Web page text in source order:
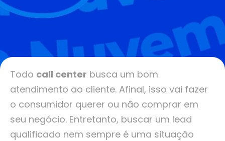
Todo call center busca um bom
atendimento ao cliente. Afinal, isso vai fazer
o consumidor querer ou não comprar em
seu negócio. Entretanto, buscar um lead
qualificado nem sempre é uma situação